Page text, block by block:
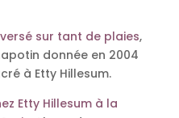
sur tant de plaies,
donnée en 2004
à Etty Hillesum.
Etty Hillesum à la